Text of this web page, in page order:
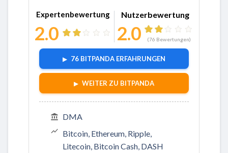
Expertenbewertung
2.0
Nutzerbewertung
2.0 (76 Bewertungen)
76 BITPANDA ERFAHRUNGEN
WEITER ZU BITPANDA
DMA
Bitcoin, Ethereum, Ripple,
Litecoin, Bitcoin Cash, DASH